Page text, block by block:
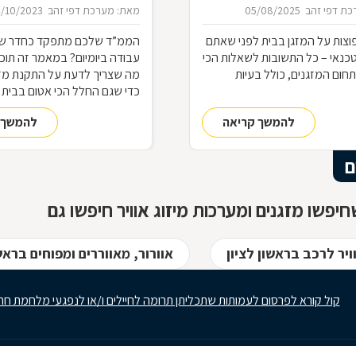
דפי זהב 05/08/2025
על המזגן בבית לפני שאתם
– כל התשובות לשאלות הכי
המזגנים, כולל בעיות
להמשך קריאה
מאת: מערכת דפי זהב 10/2023
הממ”ד שלכם מתפקד כחדר
עבודה ביומיום? במאמר זה
מה שצריך לדעת על התקנת
כדי שגם החלל הכי אטום בבית
לשהות. קראו עוד באתר
מזגנים ומערכות מיזוג אוויר חיפשו גם
לרכב בראשון לציון אוורור, מאווררים ומפוחים
קול קורא לפרסום לעמותות שתכליתן תרומה לחיילים ו/או לנפגעי מלחמת